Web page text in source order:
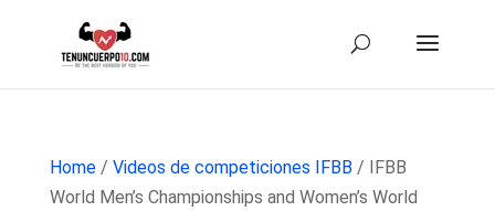
Home/ Videos de competiciones IFBB / IFBB
World Men’s Championships and Women’s World